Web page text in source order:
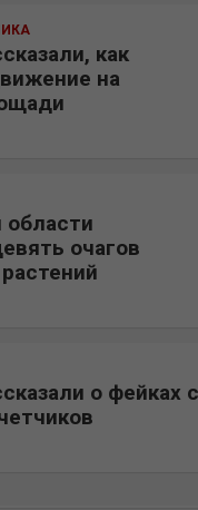
как
на
очагов
о фейках с